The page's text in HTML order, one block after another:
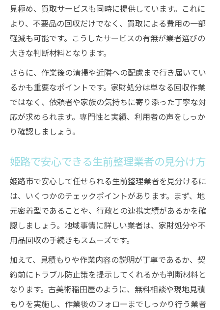
見極め、買取サービスも同時に提供しています。これに
より、不要品の回収だけでなく、買取による費用の一部
軽減も可能です。こうしたサービスの有無が業者選びの
大きな判断材料となります。
さらに、作業後の清掃や近隣への配慮まで行き届いてい
るかも重要なポイントです。家財処分は単なる回収作業
ではなく、依頼者や家族の気持ちに寄り添った丁寧な対
応が求められます。専門性と実績、利用者の声をしっか
り確認しましょう。
姫路で安心できる生前整理業者の見分け方
姫路市で安心して任せられる生前整理業者を見分けるに
は、いくつかのチェックポイントがあります。まず、地
元密着型であることや、行政との連携実績があるかを確
認しましょう。地域事情に詳しい業者は、家財処分や不
用品回収の手続きもスムーズです。
加えて、見積もりや作業内容の説明が丁寧であるか、契
約前にトラブル防止策を提示してくれるかも判断材料と
なります。古美術稲田屋のように、無料相談や現地見積
もりを実施し、作業後のフォローまでしっかり行う業者